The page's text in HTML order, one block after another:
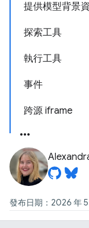
提供模型背景
探索工具
執行工具
事件
跨源 iframe
發布日期：2026 年